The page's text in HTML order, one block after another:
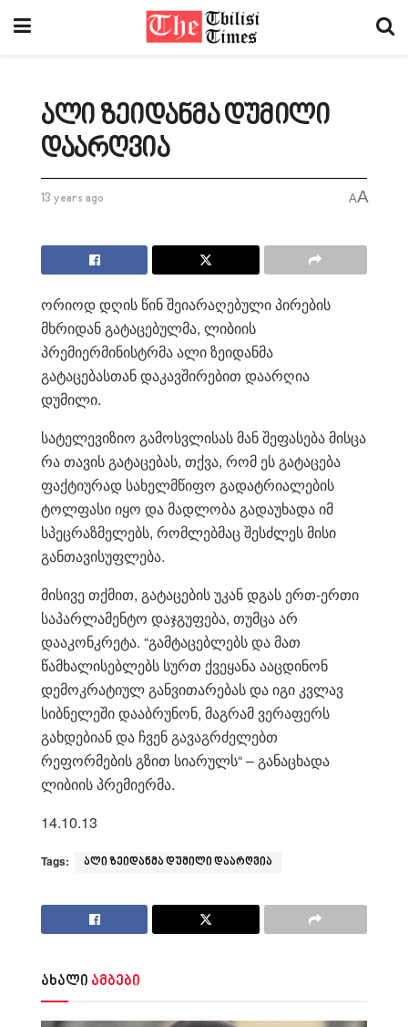
ალი ზეიდანმა დუმილი
დაარღვია
13 years ago AA
ორიოდ დღის წინ შეიარაღებული პირების
მხრიდან გატაცებულმა, ლიბიის
პრემიერმინისტრმა ალი ზეიდანმა
გატაცებასთან დაკავშირებით დაარღია
დუმილი.
სატელევიზიო გამოსვლისას მან შეფასება მისცა
რა თავის გატაცებას, თქვა, რომ ეს გატაცება
ფაქტიურად სახელმწიფო გადატრიალების
ტოლფასი იყო და მადლობა გადაუხადა იმ
სპეცრაზმელებს, რომლებმაც შესძლეს მისი
განთავისუფლება.
მისივე თქმით, გატაცების უკან დგას ერთ-ერთი
საპარლამენტო დაჯგუფება, თუმცა არ
დააკონკრეტა. “გამტაცებლებს და მათ
წამხალისებლებს სურთ ქვეყანა ააცდინონ
დემოკრატიულ განვითარებას და იგი კვლავ
სიბნელეში დააბრუნონ, მაგრამ ვერაფერს
გახდებიან და ჩვენ გავაგრძელებთ
რეფორმების გზით სიარულს“ – განაცხადა
ლიბიის პრემიერმა.
14.10.13
Tags: ალი ზეიდანმა დუმილი დაარღვია
ახალი ამბები